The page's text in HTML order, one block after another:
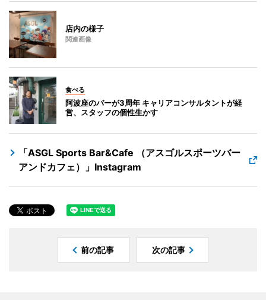
店内の様子
関連画像
食べる
阿波座のバーが3周年 キャリアコンサルタントが経
営、スタッフの個性生かす
「ASGL Sports Bar&Cafe （アスゴルスポーツバー
アンドカフェ）」Instagram
前の記事 次の記事